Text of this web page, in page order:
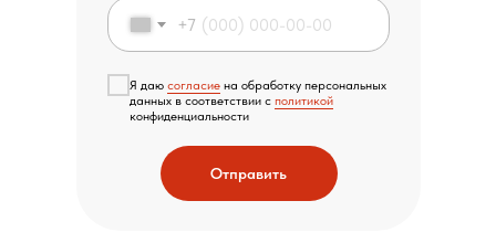
+7
Я даю согласие на обработку персональных
данных в соответствии с политикой
конфиденциальности
Отправить